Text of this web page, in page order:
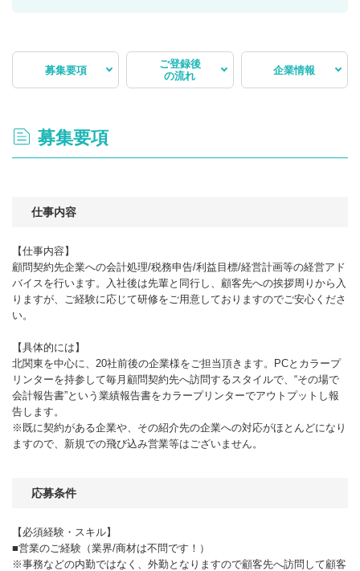
募集要項
ご登録後
の流れ
企業情報
募集要項
仕事内容
【仕事内容】
顧問契約先企業への会計処理/税務申告/利益目標/経営計画等の経営アド
バイスを行います。入社後は先輩と同行し、顧客先への挨拶周りから入
りますが、ご経験に応じて研修をご用意しておりますのでご安心くださ
い。
【具体的には】
北関東を中心に、20社前後の企業様をご担当頂きます。PCとカラープ
リンターを持参して毎月顧問契約先へ訪問するスタイルで、“その場で
会計報告書”という業績報告書をカラープリンターでアウトプットし報
告します。
※既に契約がある企業や、その紹介先の企業への対応がほとんどになり
ますので、新規での飛び込み営業等はございません。
応募条件
【必須経験・スキル】
■営業のご経験（業界/商材は不問です！）
※事務などの内勤ではなく、外勤となりますので顧客先へ訪問して顧客